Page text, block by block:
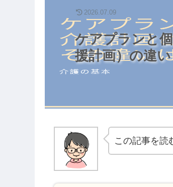
ケアプランと
援計画）の違い
2026.07.09
この記事を読